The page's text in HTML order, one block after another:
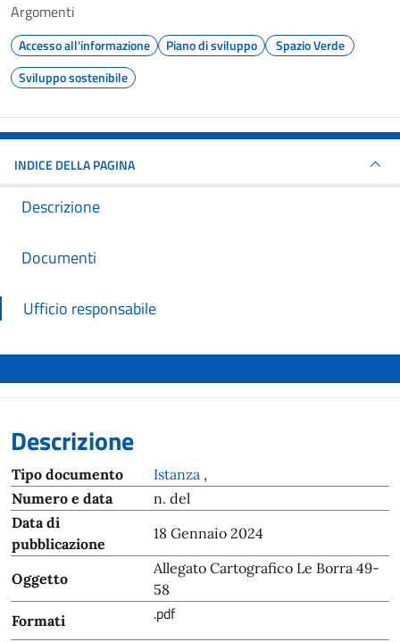
Argomenti
Accesso all'informazione Piano di sviluppo
Spazio Verde
Sviluppo sostenibile
INDICE DELLA PAGINA
Descrizione
Documenti
Ufficio responsabile
Descrizione
Tipo documento Istanza ,
Numero e data
n. del
Data di
pubblicazione
18 Gennaio 2024
Oggetto
Allegato Cartografico Le Borra 49-
58
Formati
.pdf